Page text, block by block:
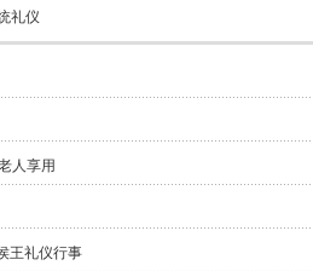
礼仪
人享用
王礼仪行事